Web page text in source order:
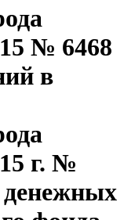
№ 6468
в
г. №